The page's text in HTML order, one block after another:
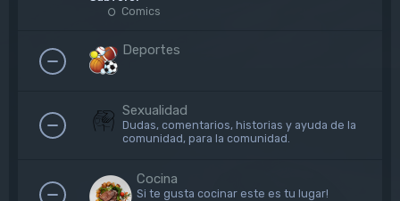
Comics
Deportes
Sexualidad
Dudas, comentarios, historias y ayuda de la
comunidad, para la comunidad.
Cocina
Si te gusta cocinar este es tu lugar!